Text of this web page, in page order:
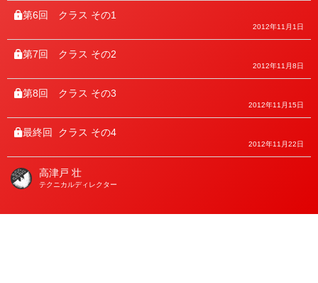
第6回 クラス その1
2012年11月1日
第7回 クラス その2
2012年11月8日
第8回 クラス その3
2012年11月15日
最終回 クラス その4
2012年11月22日
著
高津戸 壮
テクニカルディレクター